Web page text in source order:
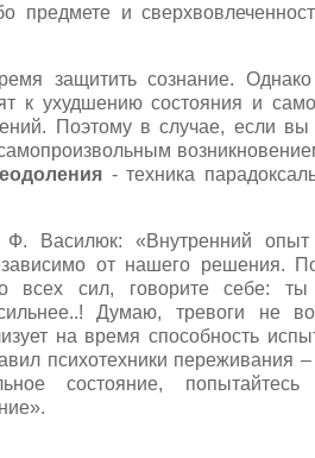
предмете и
защитить сознание.
к ухудшению состояния и
Поэтому в случае, если
- техника
Василюк: «Внутренний опыт
от нашего решения.
всех сил, говорите себе:
Думаю, тревоги не
на время способность
психотехники переживания
состояние,